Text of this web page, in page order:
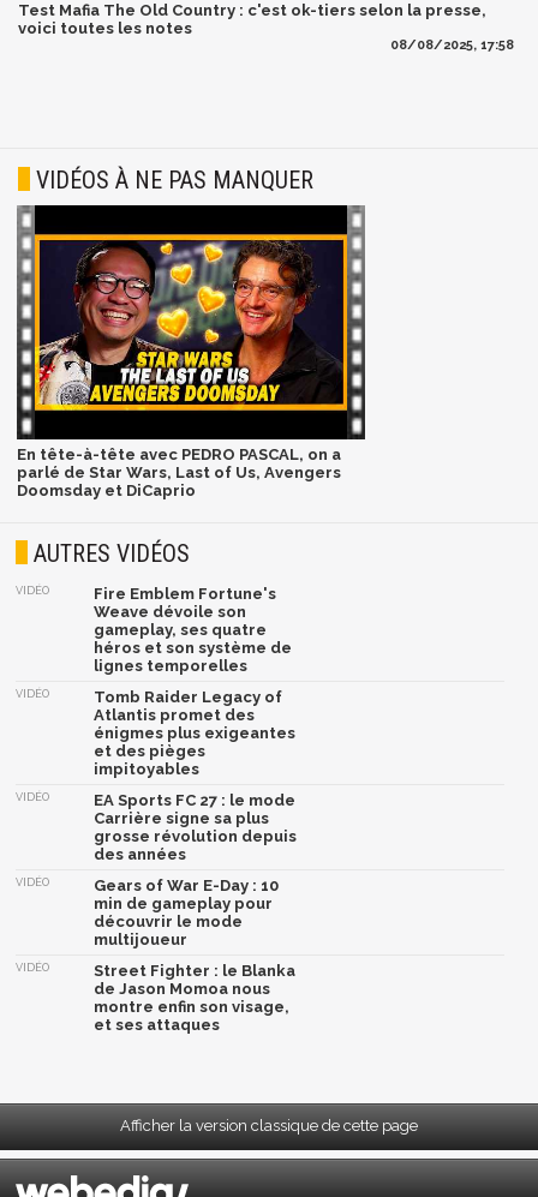
Test Mafia The Old Country : c'est ok-tiers selon la presse,
voici toutes les notes
08/08/2025, 17:58
VIDÉOS À NE PAS MANQUER
En tête-à-tête avec PEDRO PASCAL, on a
parlé de Star Wars, Last of Us, Avengers
Doomsday et DiCaprio
AUTRES VIDÉOS
VIDÉO
Fire Emblem Fortune's
Weave dévoile son
gameplay, ses quatre
héros et son système de
lignes temporelles
VIDÉO
Tomb Raider Legacy of
Atlantis promet des
énigmes plus exigeantes
et des pièges
impitoyables
VIDÉO
EA Sports FC 27 : le mode
Carrière signe sa plus
grosse révolution depuis
des années
VIDÉO
Gears of War E-Day : 10
min de gameplay pour
découvrir le mode
multijoueur
VIDÉO
Street Fighter : le Blanka
de Jason Momoa nous
montre enfin son visage,
et ses attaques
Afficher la version classique de cette page